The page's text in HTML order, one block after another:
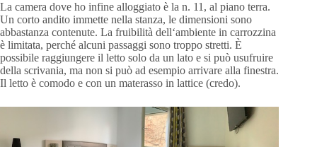
La camera dove ho infine alloggiato è la n. 11, al piano terra.
Un corto andito immette nella stanza, le dimensioni sono
abbastanza contenute. La fruibilità dell‘ambiente in carrozzina
è limitata, perché alcuni passaggi sono troppo stretti. È
possibile raggiungere il letto solo da un lato e si può usufruire
della scrivania, ma non si può ad esempio arrivare alla finestra.
Il letto è comodo e con un materasso in lattice (credo).